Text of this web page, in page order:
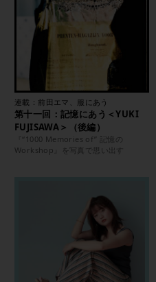
連載：前田エマ、服にあう
第十一回：記憶にあう＜YUKI
FUJISAWA＞（後編）
『“1000 Memories of” 記憶の
Workshop』を写真で思い出す